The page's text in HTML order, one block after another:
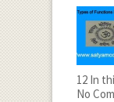
12 In
No